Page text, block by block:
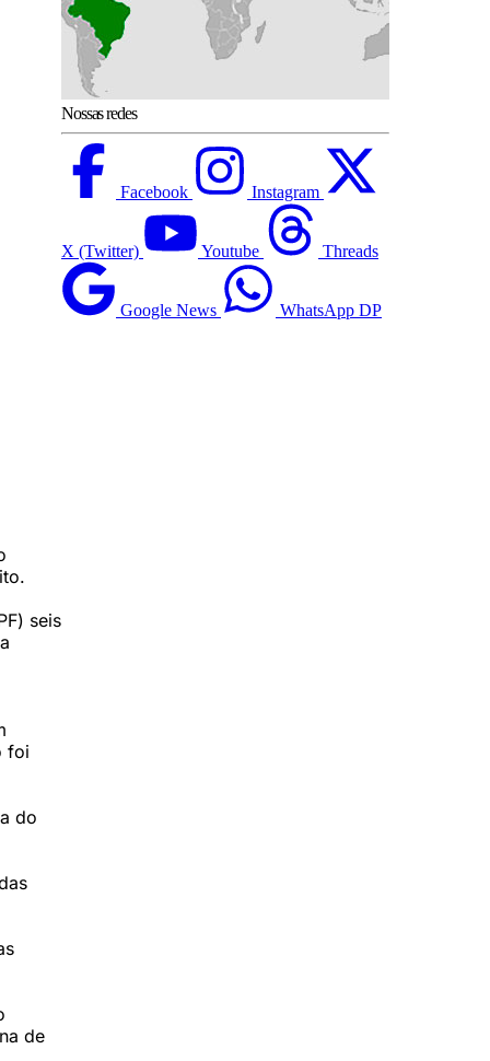
seis
foi
do
de
Nossas redes
Facebook Instagram
X (Twitter) Youtube Threads
Google News WhatsApp DP